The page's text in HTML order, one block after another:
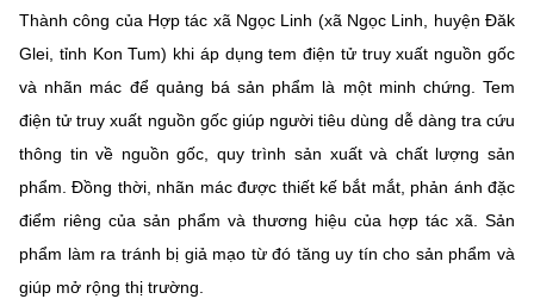
Thành công của Hợp tác xã Ngọc Linh (xã Ngọc Linh, huyện Đăk
Glei, tỉnh Kon Tum) khi áp dụng tem điện tử truy xuất nguồn gốc
và nhãn mác để quảng bá sản phẩm là một minh chứng. Tem
điện tử truy xuất nguồn gốc giúp người tiêu dùng dễ dàng tra cứu
thông tin về nguồn gốc, quy trình sản xuất và chất lượng sản
phẩm. Đồng thời, nhãn mác được thiết kế bắt mắt, phản ánh đặc
điểm riêng của sản phẩm và thương hiệu của hợp tác xã. Sản
phẩm làm ra tránh bị giả mạo từ đó tăng uy tín cho sản phẩm và
giúp mở rộng thị trường.